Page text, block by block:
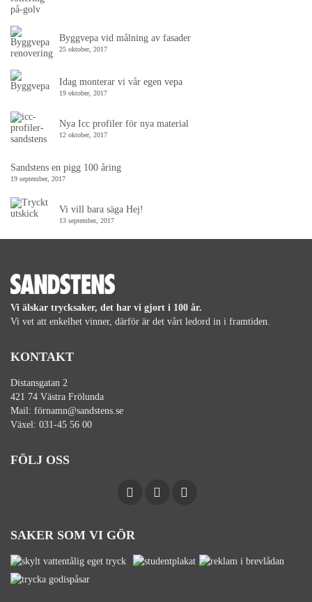
Byggvepa vid målning av fasader
25 oktober, 2017
Idag monterar vi vår egen vepa
19 oktober, 2017
Nya Icc profiler för nya material
12 oktober, 2017
Sandstens en pigg 100 åring
19 september, 2017
Vi vill bara säga Hej!
13 september, 2017
Vi älskar trycksaker, det har vi gjort i 100 år.
Vi vet att enkelhet vinner, därför är det vårt ledord in i framtiden.
KONTAKT
Distansgatan 2
421 74 Västra Frölunda
Mail: förnamn@sandstens.se
Växel: 031-45 56 00
FÖLJ OSS
SAKER SOM VI GÖR